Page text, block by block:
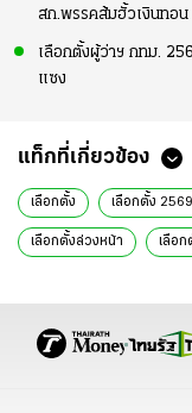
สก.พรรคส้มฮั้วเงินทอน
เลือกตั้งผู้ว่าฯ กทม.
แซง
แท็กที่เกี่ยวข้อง
เลือกตั้ง เลือกตั้ง 2569
เลือกตั้งล่วงหน้า เลือ
ข่าวต่างประเทศออนไลน์